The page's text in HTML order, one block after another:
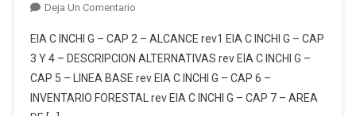
40000246
Deja Un ComentarioEn
DE
PARTICIPACIÓN
CIUDADANA
EN
EIA C INCHI G – CAP 2 – ALCANCE rev1 EIA C INCHI G – CAP
3 Y 4 – DESCRIPCION ALTERNATIVAS rev EIA C INCHI G –
CAP 5 – LINEA BASE rev EIA C INCHI G – CAP 6 –
INVENTARIO FORESTAL rev EIA C INCHI G – CAP 7 – AREA